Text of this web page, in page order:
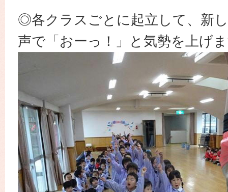
◎各クラスごとに起立して、新
声で「おーっ！」と気勢を上げ